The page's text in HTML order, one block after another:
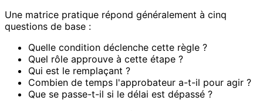
Une matrice pratique répond généralement à cinq
questions de base :
Quelle condition déclenche cette règle ?
Quel rôle approuve à cette étape ?
Qui est le remplaçant ?
Combien de temps l'approbateur a-t-il pour agir ?
Que se passe-t-il si le délai est dépassé ?